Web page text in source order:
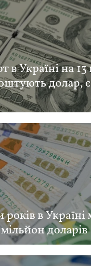
в Україні на 13
долар,
років в
доларів